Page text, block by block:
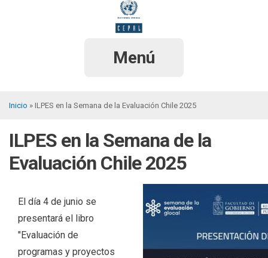
Menú
enlaces
de
la
navegación
Inicio ILPES en la Semana de la Evaluación Chile 2025
ILPES en la Semana de la
Evaluación Chile 2025
El día 4 de junio se
presentará el libro
"Evaluación de
programas y proyectos